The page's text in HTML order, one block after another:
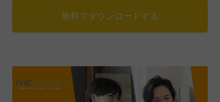
無料でダウンロードする